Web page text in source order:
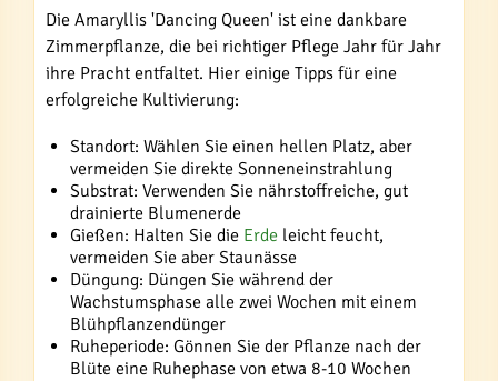
Die Amaryllis 'Dancing Queen' ist eine dankbare
Zimmerpflanze, die bei richtiger Pflege Jahr für Jahr
ihre Pracht entfaltet. Hier einige Tipps für eine
erfolgreiche Kultivierung:
Standort: Wählen Sie einen hellen Platz, aber
vermeiden Sie direkte Sonneneinstrahlung
Substrat: Verwenden Sie nährstoffreiche, gut
drainierte Blumenerde
Gießen: Halten Sie die Erde leicht feucht,
vermeiden Sie aber Staunässe
Düngung: Düngen Sie während der
Wachstumsphase alle zwei Wochen mit einem
Blühpflanzendünger
Ruheperiode: Gönnen Sie der Pflanze nach der
Blüte eine Ruhephase von etwa 8-10 Wochen